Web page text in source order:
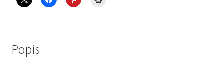
růžova
Popis